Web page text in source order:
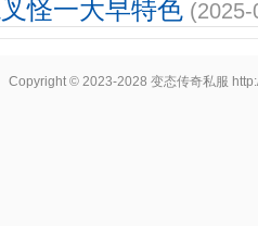
怪一大早特色
Copyright © 2023-2028变态传奇私服